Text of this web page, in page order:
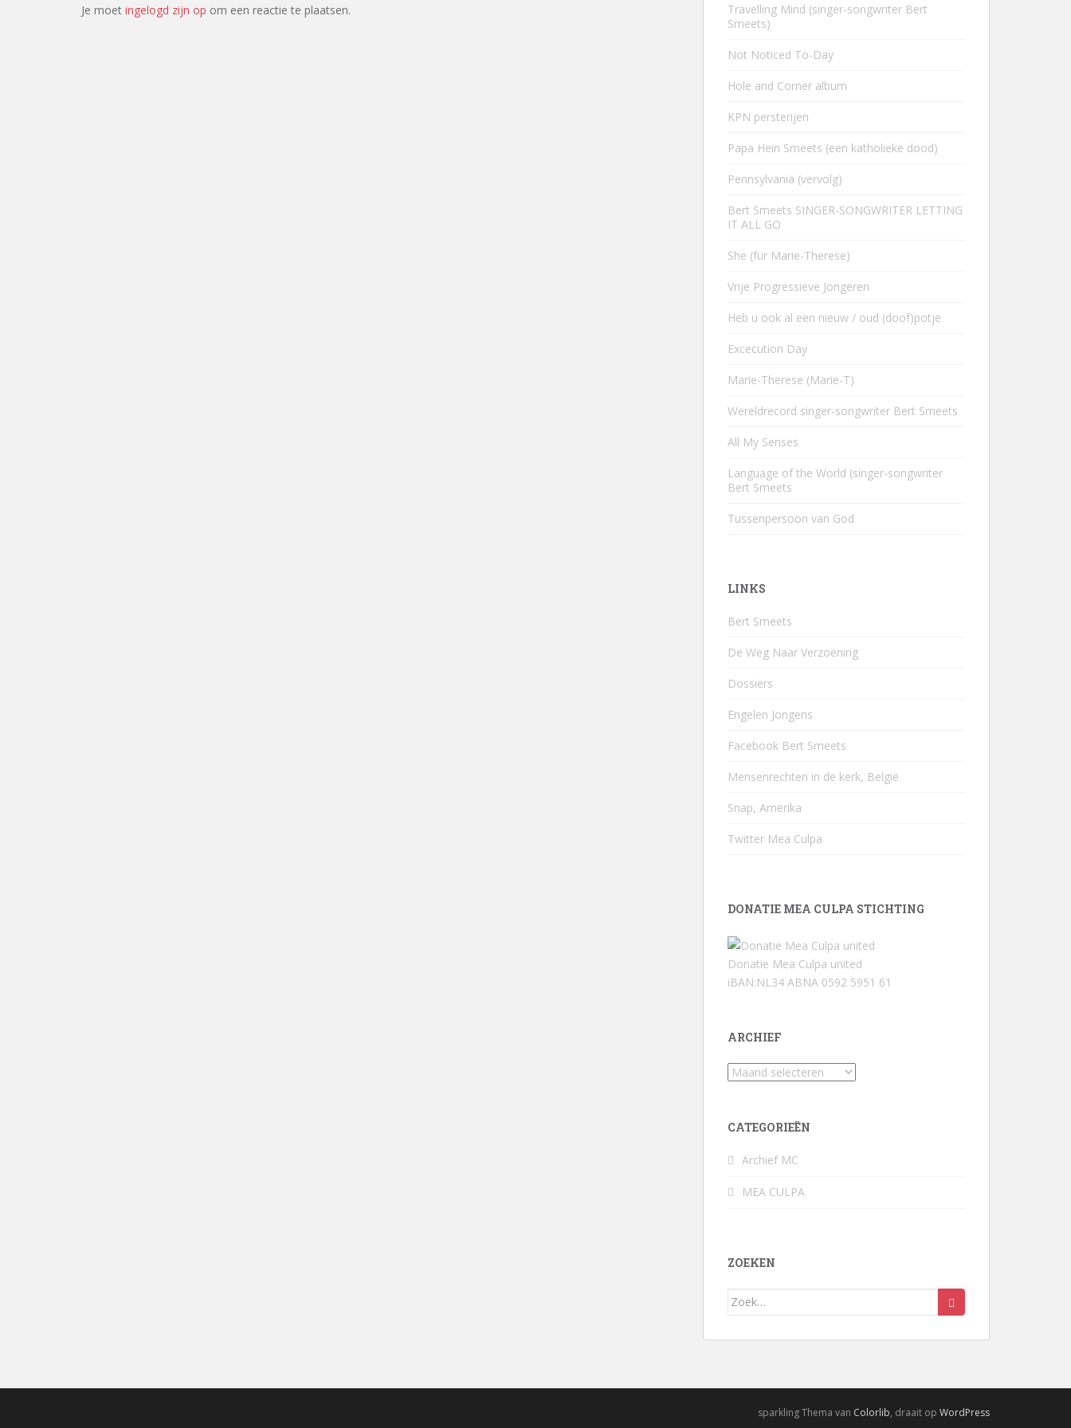
Je moet ingelogd zijn op om een reactie te plaatsen.
Travelling Mind (singer-songwriter Bert
Smeets)
Not Noticed To-Day
Hole and Corner album
KPN persterijen
Papa Hein Smeets (een katholieke dood)
Pennsylvania (vervolg)
Bert Smeets SINGER-SONGWRITER LETTING
IT ALL GO
She (für Marie-Therese)
Vrije Progressieve Jongeren
Heb u ook al een nieuw / oud (doof)potje
Excecution Day
Marie-Therese (Marie-T)
Wereldrecord singer-songwriter Bert Smeets
All My Senses
Language of the World (singer-songwriter
Bert Smeets
Tussenpersoon van God
LINKS
Bert Smeets
De Weg Naar Verzoening
Dossiers
Engelen Jongens
Facebook Bert Smeets
Mensenrechten in de kerk, België
Snap, Amerika
Twitter Mea Culpa
DONATIE MEA CULPA STICHTING
Donatie Mea Culpa united
iBAN:NL34 ABNA 0592 5951 61
ARCHIEF
Archief
CATEGORIEËN
Archief MC
MEA CULPA
ZOEKEN
Zoek
sparkling Thema van Colorlib, draait op WordPress